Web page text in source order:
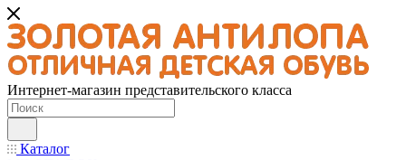
Интернет-магазин представительского класса
Каталог